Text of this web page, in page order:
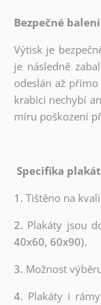
Bezpečné balení
Výtisk je
je následně
odeslán až
krabici nechybí
míru poškození
Specifika
1. Tištěno na
2. Plakáty jsou
40x60, 60x90).
3. Možnost
4. Plakáty i